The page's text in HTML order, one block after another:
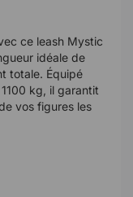
ce leash Mystic
idéale de
totale. Équipé
kg, il garantit
vos figures les